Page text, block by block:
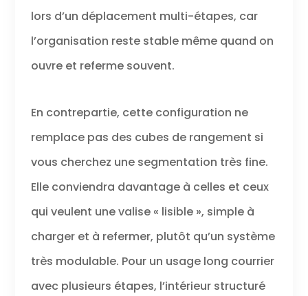
lors d’un déplacement multi-étapes, car
l’organisation reste stable même quand on
ouvre et referme souvent.
En contrepartie, cette configuration ne
remplace pas des cubes de rangement si
vous cherchez une segmentation très fine.
Elle conviendra davantage à celles et ceux
qui veulent une valise « lisible », simple à
charger et à refermer, plutôt qu’un système
très modulable. Pour un usage long courrier
avec plusieurs étapes, l’intérieur structuré